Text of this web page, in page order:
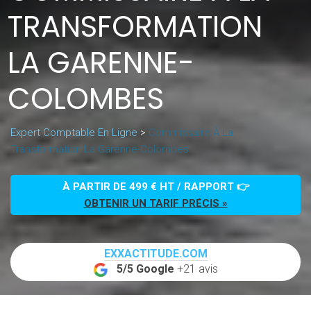
TRANSFORMATION
LA GARENNE-
COLOMBES
Expert Comptable En Ligne > Commissaire À La
Transformation La Garenne-Colombes
À PARTIR DE 499 € HT / RAPPORT 👉
OBTENIR UN TARIF PRÉCIS »
EXXACTITUDE.COM
5/5 Google +21 avis